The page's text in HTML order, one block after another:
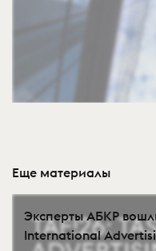
Еще материалы
Эксперты АБКР
International